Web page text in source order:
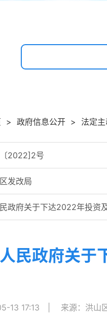
> 政府信息公开 > 法定
2022]2号
发改局
政府关于下达2022年投资
民政府关于
13 17:13 来源：洪山